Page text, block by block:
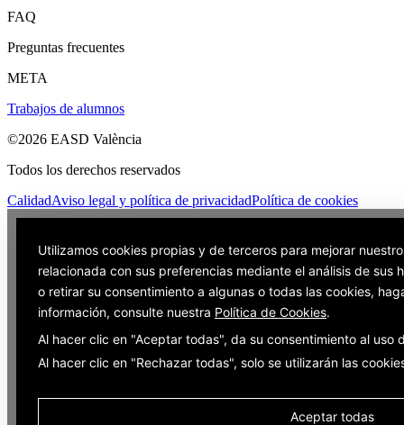
FAQ
Preguntas frecuentes
META
Trabajos de alumnos
©2026 EASD València
Todos los derechos reservados
CalidadAviso legal y política de privacidadPolítica de cookies
Utilizamos cookies propias y de terceros para mejorar
relacionada con sus preferencias mediante el análisis de sus
o retirar su consentimiento a algunas o todas las cookies,
información, consulte nuestra Política de Cookies.
Al hacer clic en "Aceptar todas", da su consentimiento al uso
Al hacer clic en "Rechazar todas", solo se utilizarán las
Aceptar todas